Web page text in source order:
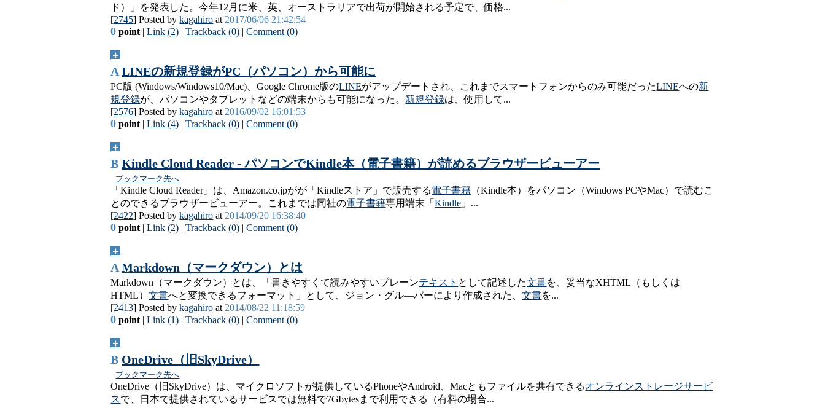
ド）」を発表した。今年12月に米、英、オーストラリアで出荷が開始される予定で、価格...
[2745] Posted bykagahiro at 2017/06/06 21:42:54
0 point |Link (2) |Trackback (0) |Comment (0)
＋
A LINEの新規登録がPC（パソコン）から可能に
PC版 (Windows/Windows10/Mac)、Google Chrome版のLINEがアップデートされ、これまでスマートフォンからのみ可能だったLINEへの新
規登録が、パソコンやタブレットなどの端末からも可能になった。 新規登録は、使用して...
[2576] Posted bykagahiro at 2016/09/02 16:01:53
0 point |Link (4) |Trackback (0) |Comment (0)
＋
B Kindle Cloud Reader - パソコンでKindle本（電子書籍）が読めるブラウザービューアー
ブックマーク先へ
「Kindle Cloud Reader」は、Amazon.co.jpがが「Kindleストア」で販売する電子書籍 （Kindle本）をパソコン（Windows PCやMac）で読むこ
とのできるブラウザービューアー。これまでは同社の電子書籍専用端末「Kindle 」...
[2422] Posted bykagahiro at 2014/09/20 16:38:40
0 point |Link (2) |Trackback (0) |Comment (0)
＋
A Markdown（マークダウン）とは
Markdown（マークダウン）とは、「書きやすくて読みやすいプレーンテキスト として記述した文書を、妥当なXHTML（もしくは
HTML）文書へと変換できるフォーマット」として、ジョン・グル―バーにより作成された、文書を...
[2413] Posted bykagahiro at 2014/08/22 11:18:59
0 point |Link (1) |Trackback (0) |Comment (0)
＋
B OneDrive（旧SkyDrive）
ブックマーク先へ
OneDrive（旧SkyDrive）は、マイクロソフトが提供しているPhoneやAndroid、Macともファイルを共有できるオンラインストレージサービ
スで、日本で提供されているサービスでは無料で7Gbytesまで利用できる（有料の場合...